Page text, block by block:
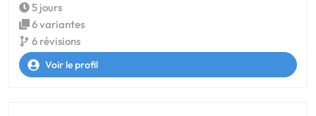
5 jours
6 variantes
6 révisions
Voir le profil